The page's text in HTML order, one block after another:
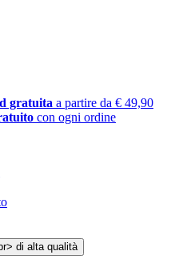
gratuita a partire da € 49,90
con ogni ordine